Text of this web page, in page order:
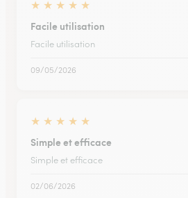
★ ★ ★ ★ ★
Facile utilisation
Facile utilisation
09/05/2026
★ ★ ★ ★ ★
Simple et efficace
Simple et efficace
02/06/2026